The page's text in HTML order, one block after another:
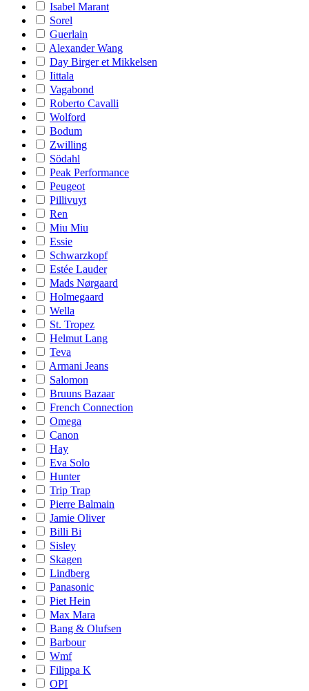
Isabel Marant
Sorel
Guerlain
Alexander Wang
Day Birger et Mikkelsen
Iittala
Vagabond
Roberto Cavalli
Wolford
Bodum
Zwilling
Södahl
Peak Performance
Peugeot
Pillivuyt
Ren
Miu Miu
Essie
Schwarzkopf
Estée Lauder
Mads Nørgaard
Holmegaard
Wella
St. Tropez
Helmut Lang
Teva
Armani Jeans
Salomon
Bruuns Bazaar
French Connection
Omega
Canon
Hay
Eva Solo
Hunter
Trip Trap
Pierre Balmain
Jamie Oliver
Billi Bi
Sisley
Skagen
Lindberg
Panasonic
Piet Hein
Max Mara
Bang & Olufsen
Barbour
Wmf
Filippa K
OPI